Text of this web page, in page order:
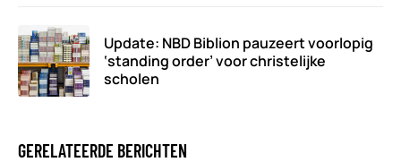
Update: NBD Biblion pauzeert voorlopig
‘standing order’ voor christelijke
scholen
GERELATEERDE BERICHTEN